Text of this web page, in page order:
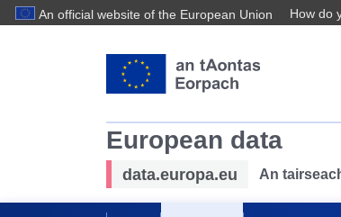
An official website of the European Union How do
European data
data.europa.eu An